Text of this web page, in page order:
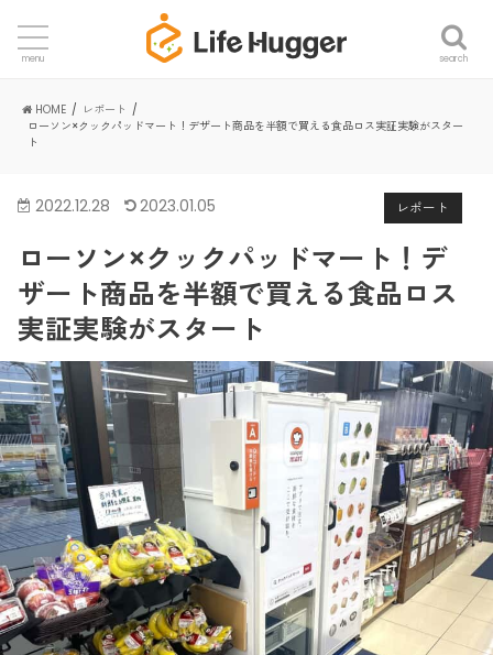
search
menu
HOME
レポート
ローソン×クックパッドマート！デザート商品を半額で買える食品ロス実証実験がスター
ト
レポート
2022.12.28 2023.01.05
ローソン×クックパッドマート！デ
ザート商品を半額で買える食品ロス
実証実験がスタート